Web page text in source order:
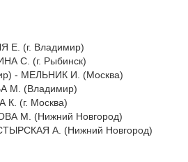
Е. (г. Владимир)
С. (г. Рыбинск)
- МЕЛЬНИК И. (Москва)
М. (Владимир)
(г. Москва)
М. (Нижний Новгород)
А. (Нижний Новгород)